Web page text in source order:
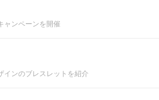
ャンペーンを開催
インのブレスレットを紹介